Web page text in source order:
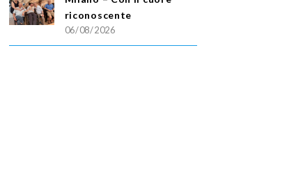
riconoscente
06/08/2026